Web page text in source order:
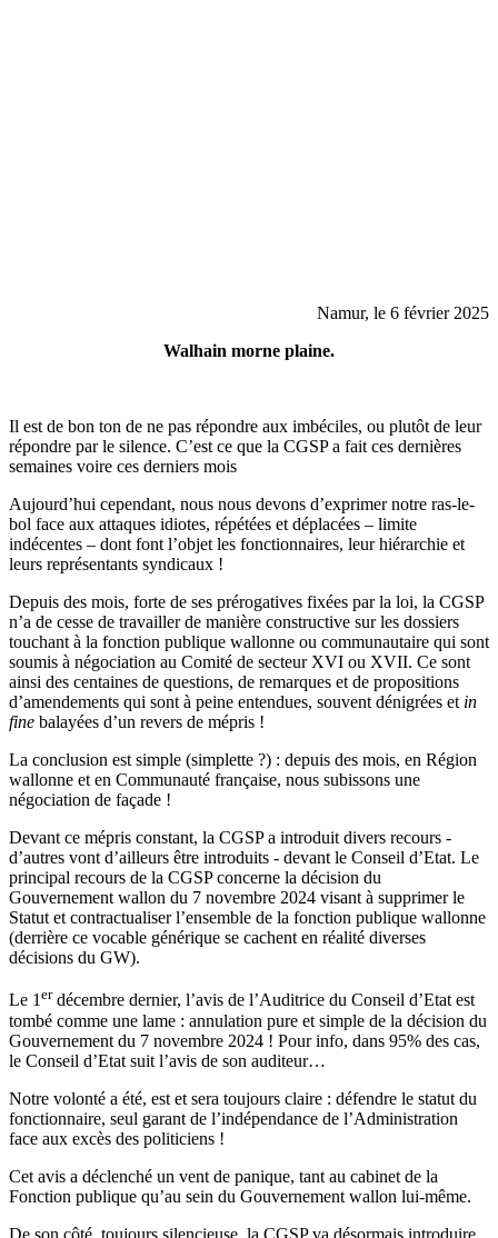
Namur, le 6 février 2025
Walhain morne plaine.
Il est de bon ton de ne pas répondre aux imbéciles, ou plutôt de leur
répondre par le silence. C’est ce que la CGSP a fait ces dernières
semaines voire ces derniers mois
Aujourd’hui cependant, nous nous devons d’exprimer notre ras-le-
bol face aux attaques idiotes, répétées et déplacées – limite
indécentes – dont font l’objet les fonctionnaires, leur hiérarchie et
leurs représentants syndicaux !
Depuis des mois, forte de ses prérogatives fixées par la loi, la CGSP
n’a de cesse de travailler de manière constructive sur les dossiers
touchant à la fonction publique wallonne ou communautaire qui sont
soumis à négociation au Comité de secteur XVI ou XVII. Ce sont
ainsi des centaines de questions, de remarques et de propositions
d’amendements qui sont à peine entendues, souvent dénigrées et in
fine balayées d’un revers de mépris !
La conclusion est simple (simplette ?) : depuis des mois, en Région
wallonne et en Communauté française, nous subissons une
négociation de façade !
Devant ce mépris constant, la CGSP a introduit divers recours -
d’autres vont d’ailleurs être introduits - devant le Conseil d’Etat. Le
principal recours de la CGSP concerne la décision du
Gouvernement wallon du 7 novembre 2024 visant à supprimer le
Statut et contractualiser l’ensemble de la fonction publique wallonne
(derrière ce vocable générique se cachent en réalité diverses
décisions du GW).
Le 1erdécembre dernier, l’avis de l’Auditrice du Conseil d’Etat est
tombé comme une lame : annulation pure et simple de la décision du
Gouvernement du 7 novembre 2024 ! Pour info, dans 95% des cas,
le Conseil d’Etat suit l’avis de son auditeur…
Notre volonté a été, est et sera toujours claire : défendre le statut du
fonctionnaire, seul garant de l’indépendance de l’Administration
face aux excès des politiciens !
Cet avis a déclenché un vent de panique, tant au cabinet de la
Fonction publique qu’au sein du Gouvernement wallon lui-même.
De son côté, toujours silencieuse, la CGSP va désormais introduire